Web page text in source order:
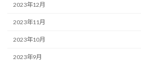
2023年12月
2023年11月
2023年10月
2023年9月